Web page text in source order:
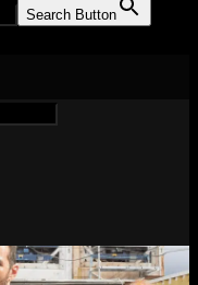
Search Button